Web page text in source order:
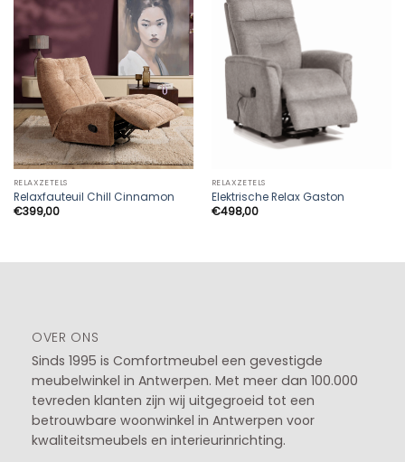
RELAXZETELS
Relaxfauteuil Chill Cinnamon
€399,00
RELAXZETELS
Elektrische Relax Gaston
€498,00
OVER ONS
Sinds 1995 is Comfortmeubel een gevestigde
meubelwinkel in Antwerpen. Met meer dan 100.000
tevreden klanten zijn wij uitgegroeid tot een
betrouwbare woonwinkel in Antwerpen voor
kwaliteitsmeubels en interieurinrichting.